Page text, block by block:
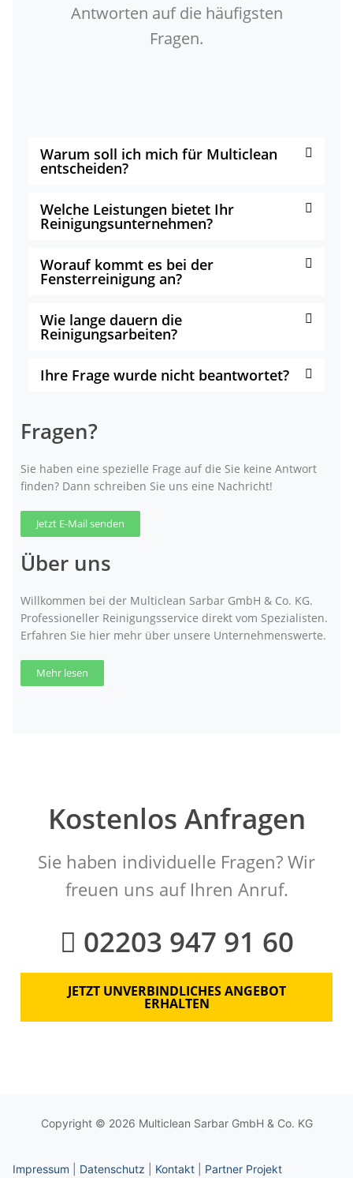
Antworten auf die häufigsten
Fragen.
Warum soll ich mich für Multiclean
entscheiden?
Welche Leistungen bietet Ihr
Reinigungsunternehmen?
Worauf kommt es bei der
Fensterreinigung an?
Wie lange dauern die
Reinigungsarbeiten?
Ihre Frage wurde nicht beantwortet?
Fragen?
Sie haben eine spezielle Frage auf die Sie keine Antwort
finden? Dann schreiben Sie uns eine Nachricht!
Jetzt E-Mail senden
Über uns
Willkommen bei der Multiclean Sarbar GmbH & Co. KG.
Professioneller Reinigungsservice direkt vom Spezialisten.
Erfahren Sie hier mehr über unsere Unternehmenswerte.
Mehr lesen
Kostenlos Anfragen
Sie haben individuelle Fragen? Wir
freuen uns auf Ihren Anruf.
02203 947 91 60
JETZT UNVERBINDLICHES ANGEBOT
ERHALTEN
Copyright © 2026 Multiclean Sarbar GmbH & Co. KG
Impressum Datenschutz Kontakt Partner Projekt